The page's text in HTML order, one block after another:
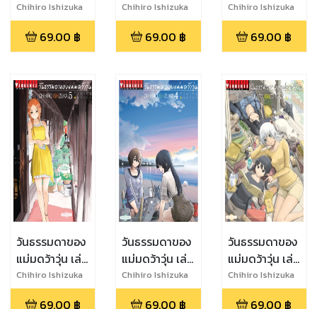
8
Chihiro Ishizuka
69.00 ฿
7
Chihiro Ishizuka
69.00 ฿
6
Chihiro Ishizuka
69.00 ฿
วันธรรมดาของ
แม่มดว้าวุ่น เล่ม
5
Chihiro Ishizuka
69.00 ฿
วันธรรมดาของ
แม่มดว้าวุ่น เล่ม
4
Chihiro Ishizuka
69.00 ฿
วันธรรมดาของ
แม่มดว้าวุ่น เล่ม
3
Chihiro Ishizuka
69.00 ฿